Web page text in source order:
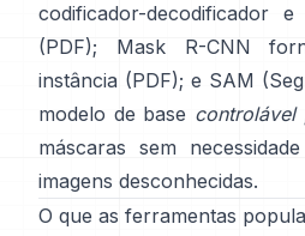
codificador-decodificador
(PDF); Mask R-CNN
instância (PDF); e SAM
modelo de base
máscaras sem
imagens desconhecidas.
O que as ferramentas